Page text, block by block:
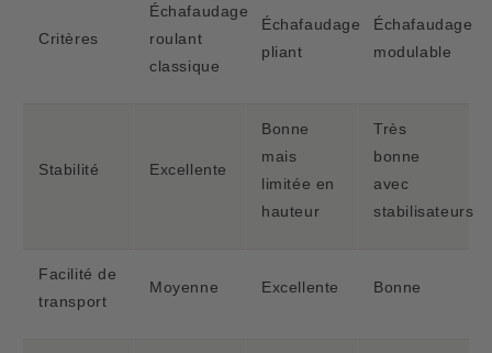
Critères
Échafaudage
roulant
classique
Échafaudage
pliant
Échafaudage
modulable
Stabilité Excellente
Bonne
mais
limitée en
hauteur
Très
bonne
avec
stabilisateurs
Facilité de
transport
Moyenne Excellente Bonne